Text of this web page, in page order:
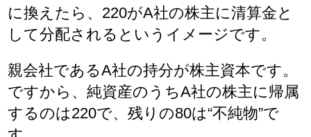
に換えたら、220がA社の株主に清算金と
して分配されるというイメージです。
親会社であるA社の持分が株主資本です。
ですから、純資産のうちA社の株主に帰属
するのは220で、残りの80は“不純物”で